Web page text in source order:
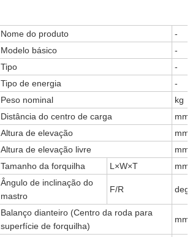
Nome do produto
-
Modelo básico
-
Tipo
-
Tipo de energia
-
Peso nominal
kg
Distância do centro de carga mm
Altura de elevação
mm
Altura de elevação livre
mm
Tamanho da forquilha L×W×T mm
Ângulo de inclinação do
mastro
F/R
Balanço dianteiro (Centro da roda para
superfície de forquilha)
mm